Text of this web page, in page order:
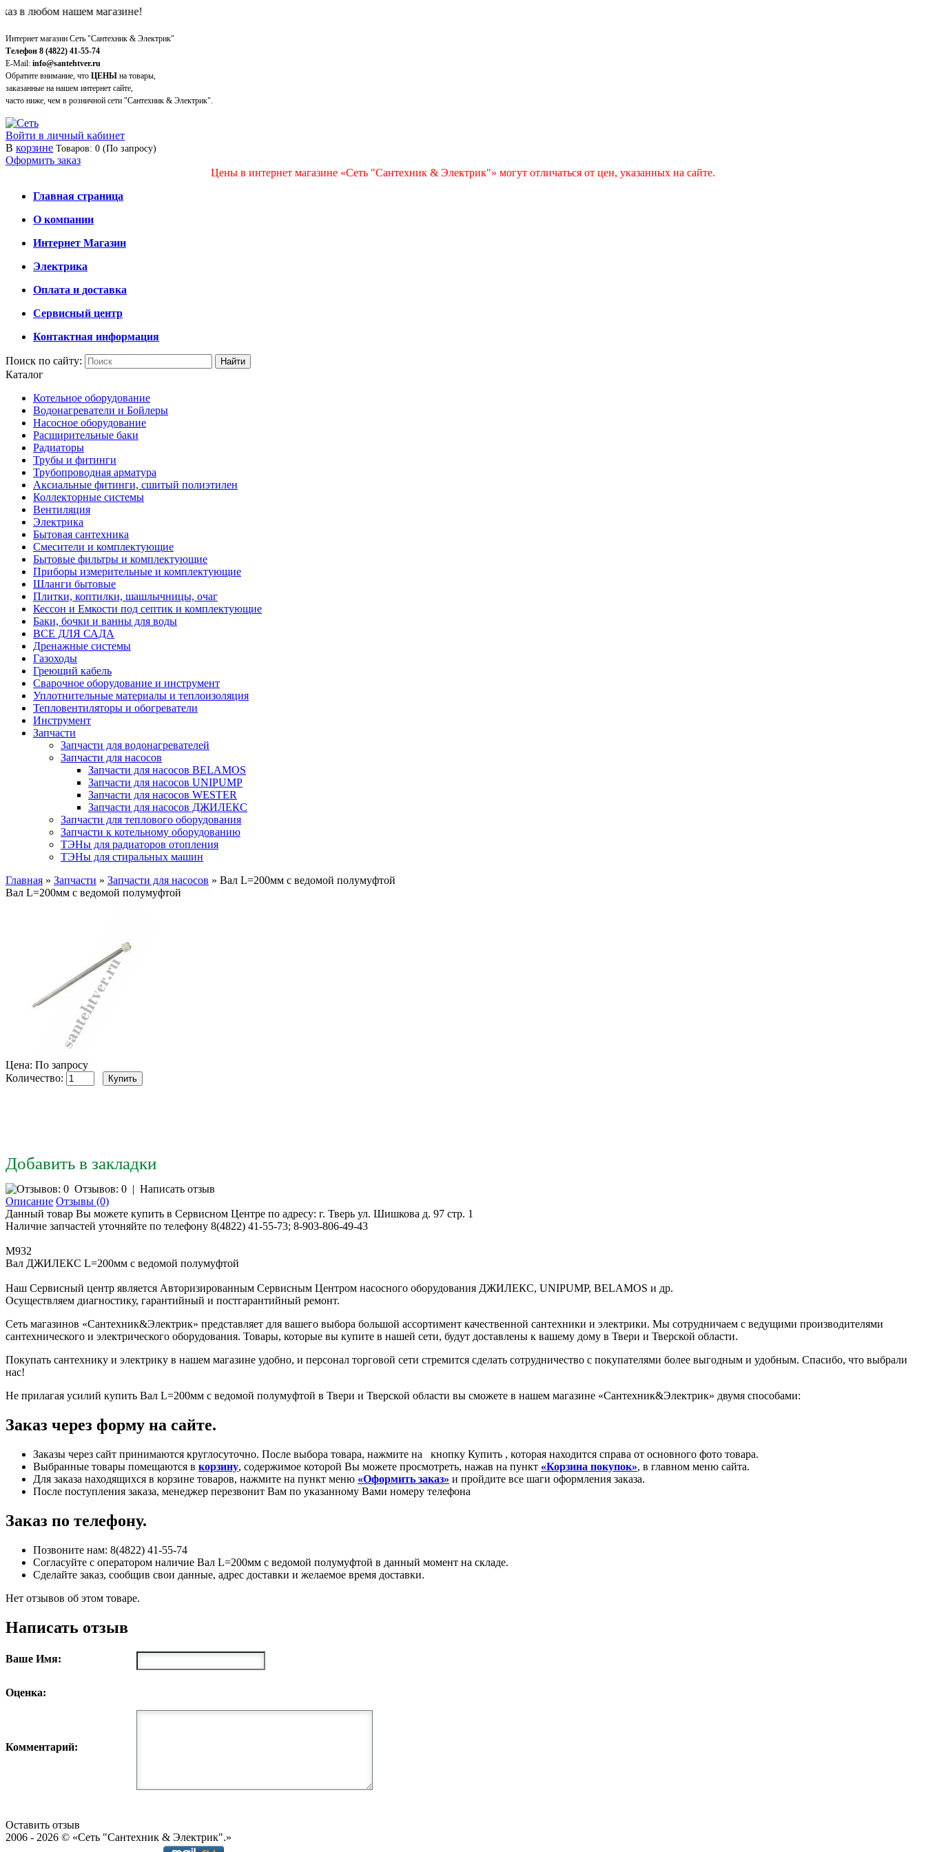
нашем магазине!
Интернет магазин Сеть "Сантехник & Электрик"
Телефон 8 (4822) 41-55-74
E-Mail: info@santehtver.ru
Обратите внимание, что ЦЕНЫ на товары,
заказанные на нашем интернет сайте,
часто ниже, чем в розничной сети "Сантехник & Электрик".
Войти в личный кабинет
В корзине Товаров: 0 (По запросу)
Оформить заказ
Цены в интернет магазине «Сеть "Сантехник & Электрик"» могут отличаться от цен, указанных на сайте.
Главная страница
О компании
Интернет Магазин
Электрика
Оплата и доставка
Сервисный центр
Контактная информация
Поиск по сайту:
Каталог
Котельное оборудование
Водонагреватели и Бойлеры
Насосное оборудование
Расширительные баки
Радиаторы
Трубы и фитинги
Трубопроводная арматура
Аксиальные фитинги, сшитый полиэтилен
Коллекторные системы
Вентиляция
Электрика
Бытовая сантехника
Смесители и комплектующие
Бытовые фильтры и комплектующие
Приборы измерительные и комплектующие
Шланги бытовые
Плитки, коптилки, шашлычницы, очаг
Кессон и Емкости под септик и комплектующие
Баки, бочки и ванны для воды
ВСЕ ДЛЯ САДА
Дренажные системы
Газоходы
Греющий кабель
Сварочное оборудование и инструмент
Уплотнительные материалы и теплоизоляция
Тепловентиляторы и обогреватели
Инструмент
Запчасти
Запчасти для водонагревателей
Запчасти для насосов
Запчасти для насосов BELAMOS
Запчасти для насосов UNIPUMP
Запчасти для насосов WESTER
Запчасти для насосов ДЖИЛЕКС
Запчасти для теплового оборудования
Запчасти к котельному оборудованию
ТЭНы для радиаторов отопления
ТЭНы для стиральных машин
Главная » Запчасти » Запчасти для насосов » Вал L=200мм с ведомой полумуфтой
Вал L=200мм с ведомой полумуфтой
Цена: По запросу
Количество:
Добавить в закладки
Отзывов: 0 | Написать отзыв
Описание Отзывы (0)
Данный товар Вы можете купить в Сервисном Центре по адресу: г. Тверь ул. Шишкова д. 97 стр. 1
Наличие запчастей уточняйте по телефону 8(4822) 41-55-73; 8-903-806-49-43
М932
Вал ДЖИЛЕКС L=200мм с ведомой полумуфтой
Наш Сервисный центр является Авторизированным Сервисным Центром насосного оборудования ДЖИЛЕКС, UNIPUMP, BELAMOS и др.
Осуществляем диагностику, гарантийный и постгарантийный ремонт.
Сеть магазинов «Сантехник&Электрик» представляет для вашего выбора большой ассортимент качественной сантехники и электрики. Мы сотрудничаем с ведущими производителями
сантехнического и электрического оборудования. Товары, которые вы купите в нашей сети, будут доставлены к вашему дому в Твери и Тверской области.
Покупать сантехнику и электрику в нашем магазине удобно, и персонал торговой сети стремится сделать сотрудничество с покупателями более выгодным и удобным. Спасибо, что выбрали
нас!
Не прилагая усилий купить Вал L=200мм с ведомой полумуфтой в Твери и Тверской области вы сможете в нашем магазине «Сантехник&Электрик» двумя способами:
Заказ через форму на сайте.
Заказы через сайт принимаются круглосуточно. После выбора товара, нажмите на кнопку Купить , которая находится справа от основного фото товара.
Выбранные товары помещаются в корзину, содержимое которой Вы можете просмотреть, нажав на пункт «Корзина покупок», в главном меню сайта.
Для заказа находящихся в корзине товаров, нажмите на пункт меню «Оформить заказ» и пройдите все шаги оформления заказа.
После поступления заказа, менеджер перезвонит Вам по указанному Вами номеру телефона
Заказ по телефону.
Позвоните нам: 8(4822) 41-55-74
Согласуйте с оператором наличие Вал L=200мм с ведомой полумуфтой в данный момент на складе.
Сделайте заказ, сообщив свои данные, адрес доставки и желаемое время доставки.
Нет отзывов об этом товаре.
Написать отзыв
Ваше Имя:
Оценка:
Комментарий:
Оставить отзыв
2006 - 2026 © «Сеть "Сантехник & Электрик".»